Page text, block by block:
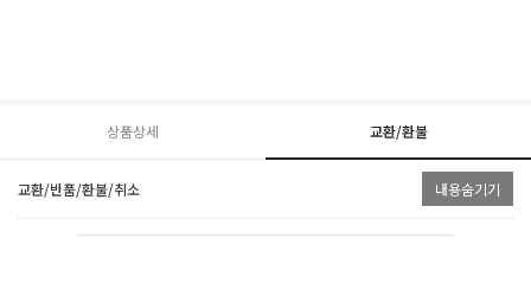
상품상세 교환/환불
교환/반품/환불/취소 내용숨기기